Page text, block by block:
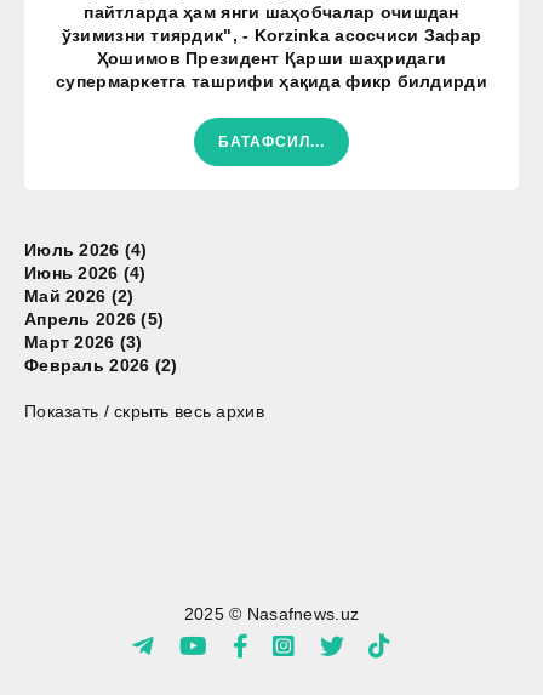
пайтларда ҳам янги шаҳобчалар очишдан
ўзимизни тиярдик", - Korzinka асосчиси Зафар
Ҳошимов Президент Қарши шаҳридаги
супермаркетга ташрифи ҳақида фикр билдирди
БАТАФСИЛ...
Июль 2026 (4)
Июнь 2026 (4)
Май 2026 (2)
Апрель 2026 (5)
Март 2026 (3)
Февраль 2026 (2)
Показать / скрыть весь архив
2025 © Nasafnews.uz